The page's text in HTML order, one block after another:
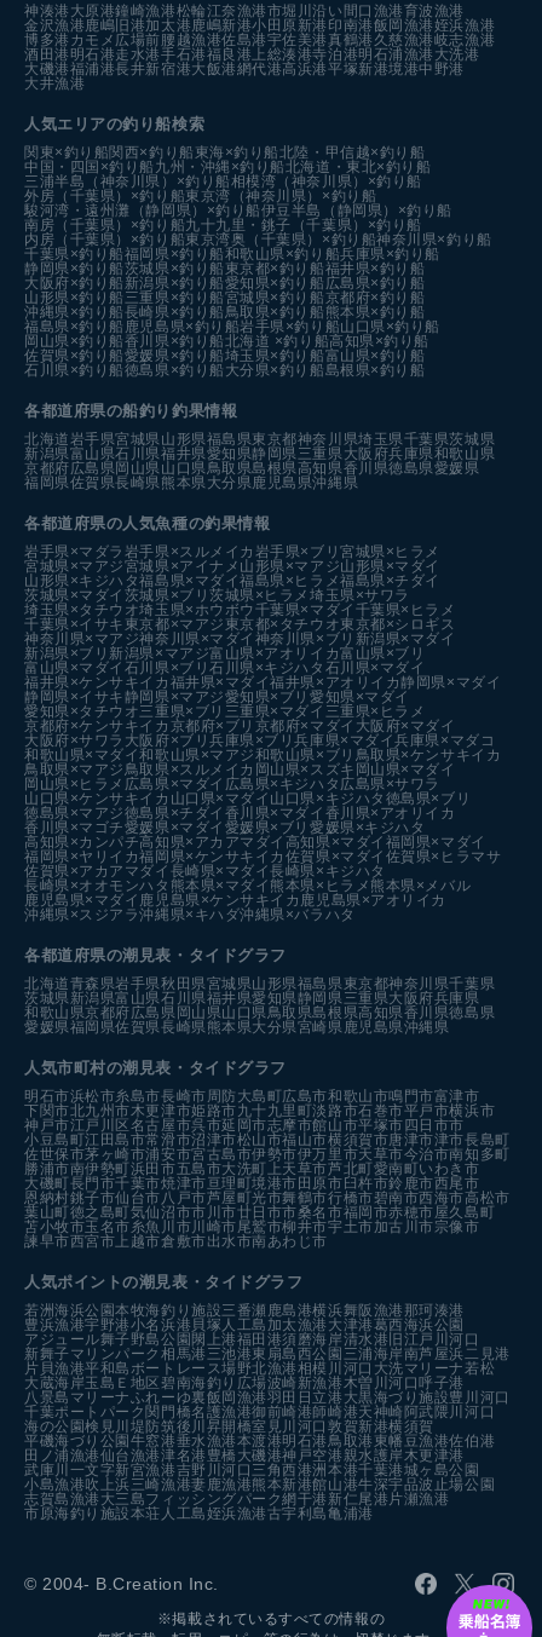
神湊港 大原港鐘崎漁港松輪江奈漁港市堀川沿い 間口漁港育波漁港
金沢漁港 鹿嶋旧港加太港 鹿嶋新港小田原新港 印南港飯岡漁港姪浜漁港
博多港カモメ広場前腰越漁港佐島港宇佐美港真鶴港 久慈漁港岐志漁港
酒田港 明石港走水港手石港福良港 上総湊港寺泊港明石浦漁港 大洗港
大磯港福浦港長井新宿港大飯港網代港高浜港平塚新港境港中野港
大井漁港
人気エリアの釣り船検索
関東×釣り船関西×釣り船 東海×釣り船北陸・甲信越×釣り船
中国・四国×釣り船 九州・沖縄×釣り船北海道・東北×釣り船
三浦半島（神奈川県）×釣り船相模湾（神奈川県）×釣り船
外房（千葉県）×釣り船東京湾（神奈川県）×釣り船
駿河湾・遠州灘（静岡県）×釣り船伊豆半島（静岡県）×釣り船
南房（千葉県）×釣り船九十九里・銚子（千葉県）×釣り船
内房（千葉県）×釣り船東京湾奥（千葉県）×釣り船神奈川県×釣り船
千葉県×釣り船福岡県×釣り船和歌山県×釣り船兵庫県×釣り船
静岡県×釣り船茨城県×釣り船 東京都×釣り船福井県×釣り船
大阪府×釣り船 新潟県×釣り船愛知県×釣り船 広島県×釣り船
山形県×釣り船 三重県×釣り船宮城県×釣り船京都府×釣り船
沖縄県×釣り船長崎県×釣り船 鳥取県×釣り船 熊本県×釣り船
福島県×釣り船 鹿児島県×釣り船岩手県×釣り船山口県×釣り船
岡山県×釣り船香川県×釣り船北海道 ×釣り船高知県×釣り船
佐賀県×釣り船愛媛県×釣り船埼玉県×釣り船富山県×釣り船
石川県×釣り船徳島県×釣り船 大分県×釣り船島根県×釣り船
各都道府県の船釣り釣果情報
北海道 岩手県宮城県 山形県福島県東京都神奈川県埼玉県千葉県茨城県
新潟県富山県石川県福井県愛知県静岡県 三重県 大阪府兵庫県和歌山県
京都府広島県岡山県 山口県 鳥取県島根県高知県香川県徳島県愛媛県
福岡県佐賀県長崎県 熊本県 大分県 鹿児島県沖縄県
各都道府県の人気魚種の釣果情報
岩手県×マダラ 岩手県×スルメイカ 岩手県×ブリ宮城県×ヒラメ
宮城県×マアジ宮城県×アイナメ 山形県×マアジ山形県×マダイ
山形県×キジハタ福島県×マダイ福島県×ヒラメ福島県×チダイ
茨城県×マダイ 茨城県×ブリ茨城県×ヒラメ埼玉県×サワラ
埼玉県×タチウオ埼玉県×ホウボウ 千葉県×マダイ 千葉県×ヒラメ
千葉県×イサキ 東京都×マアジ 東京都×タチウオ東京都×シロギス
神奈川県×マアジ神奈川県×マダイ 神奈川県×ブリ 新潟県×マダイ
新潟県×ブリ 新潟県×マアジ富山県×アオリイカ富山県×ブリ
富山県×マダイ 石川県×ブリ石川県×キジハタ 石川県×マダイ
福井県×ケンサキイカ 福井県×マダイ福井県×アオリイカ静岡県×マダイ
静岡県×イサキ静岡県×マアジ愛知県×ブリ愛知県×マダイ
愛知県×タチウオ三重県×ブリ 三重県×マダイ 三重県×ヒラメ
京都府×ケンサキイカ 京都府×ブリ 京都府×マダイ 大阪府×マダイ
大阪府×サワラ 大阪府×ブリ兵庫県×ブリ兵庫県×マダイ兵庫県×マダコ
和歌山県×マダイ和歌山県×マアジ和歌山県×ブリ 鳥取県×ケンサキイカ
鳥取県×マアジ 鳥取県×スルメイカ 岡山県×スズキ 岡山県×マダイ
岡山県×ヒラメ 広島県×マダイ 広島県×キジハタ 広島県×サワラ
山口県×ケンサキイカ 山口県×マダイ 山口県×キジハタ 徳島県×ブリ
徳島県×マアジ徳島県×チダイ 香川県×マダイ 香川県×アオリイカ
香川県×マゴチ愛媛県×マダイ 愛媛県×ブリ愛媛県×キジハタ
高知県×カンパチ高知県×アカアマダイ 高知県×マダイ 福岡県×マダイ
福岡県×ヤリイカ福岡県×ケンサキイカ 佐賀県×マダイ 佐賀県×ヒラマサ
佐賀県×アカアマダイ 長崎県×マダイ長崎県×キジハタ
長崎県×オオモンハタ 熊本県×マダイ 熊本県×ヒラメ 熊本県×メバル
鹿児島県×マダイ 鹿児島県×ケンサキイカ 鹿児島県×アオリイカ
沖縄県×スジアラ沖縄県×キハダ沖縄県×バラハタ
各都道府県の潮見表 ・タイドグラフ
北海道青森県岩手県秋田県宮城県山形県福島県 東京都神奈川県千葉県
茨城県 新潟県富山県石川県福井県愛知県静岡県 三重県大阪府兵庫県
和歌山県京都府広島県 岡山県山口県 鳥取県島根県高知県香川県徳島県
愛媛県福岡県佐賀県長崎県 熊本県大分県宮崎県 鹿児島県沖縄県
人気市町村の潮見表・タイドグラフ
明石市浜松市糸島市長崎市 周防大島町広島市和歌山市鳴門市富津市
下関市北九州市木更津市姫路市九十九里町淡路市石巻市平戸市横浜市
神戸市江戸川区名古屋市呉市延岡市志摩市館山市平塚市四日市市
小豆島町江田島市常滑市沼津市松山市福山市横須賀市唐津市津市長島町
佐世保市茅ヶ崎市浦安市宮古島市伊勢市伊万里市天草市今治市南知多町
勝浦市南伊勢町浜田市五島市大洗町 上天草市芦北町愛南町いわき市
大磯町長門市千葉市焼津市亘理町境港市田原市臼杵市鈴鹿市西尾市
恩納村銚子市仙台市 八戸市芦屋町光市舞鶴市行橋市碧南市西海市高松市
葉山町徳之島町気仙沼市市川市廿日市市桑名市福岡市赤穂市屋久島町
苫小牧市玉名市糸魚川市 川崎市尾鷲市柳井市宇土市加古川市宗像市
諫早市西宮市 上越市倉敷市出水市南あわじ市
人気ポイントの潮見表・タイドグラフ
若洲海浜公園本牧海釣り施設三番瀬 鹿島港横浜舞阪漁港 那珂湊港
豊浜漁港宇野港小名浜港 貝塚人工島 加太漁港 大津港葛西海浜公園
アジュール舞子野島公園閖上港福田港須磨海岸清水港 旧江戸川河口
新舞子マリンパーク 相馬港 三池港東扇島西公園 三浦海岸南芦屋浜 二見港
片貝漁港平和島ボートレース場野北漁港相模川河口 大洗マリーナ 若松
大蔵海岸玉島Ｅ地区碧南海釣り広場波崎新漁港 木曽川河口呼子港
八景島マリーナふれーゆ裏飯岡漁港羽田 日立港 大黒海づり施設豊川河口
千葉ポートパーク関門橋名護漁港御前崎港師崎港天神崎阿武隈川河口
海の公園検見川堤防筑後川昇開橋室見川河口敦賀新港横須賀
平磯海づり公園牛窓港垂水漁港本渡港明石港 鳥取港 東幡豆漁港佐伯港
田ノ浦漁港仙台漁港津名港 豊橋 大磯港神戸空港親水護岸 木更津港
武庫川一文字新宮漁港吉野川河口 三角西港洲本港千葉港城ヶ島公園
小島漁港吹上浜三崎漁港妻鹿漁港熊本新港館山港牛深宇品波止場公園
志賀島漁港 大三島フィッシングパーク網干港 新仁尾港 片瀬漁港
市原海釣り施設本荘人工島姪浜漁港古宇利島亀浦港
© 2004- B.Creation Inc.
※掲載されているすべての情報の